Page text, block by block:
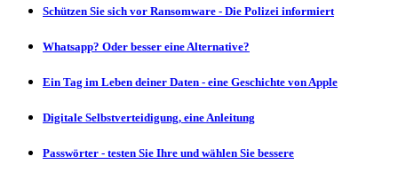
Schützen Sie sich vor Ransomware - Die Polizei informiert
Whatsapp? Oder besser eine Alternative?
Ein Tag im Leben deiner Daten - eine Geschichte von Apple
Digitale Selbstverteidigung, eine Anleitung
Passwörter - testen Sie Ihre und wählen Sie bessere